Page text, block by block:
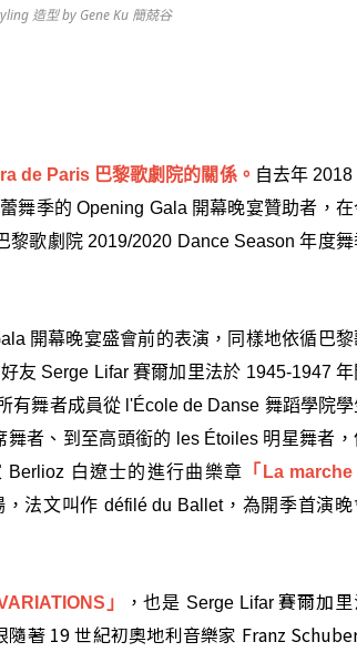
造型 by Gene Ku 簡兢谷
de Paris 巴黎歌劇院的關係。 自去年 2018
舞季的 Opening Gala 開幕晚宴贊助者，在
歌劇院 2019/2020 Dance Season 年度舞
開幕晚宴盛會前的表演，同樣地依循巴黎
友 Serge Lifar 賽爾加里法於 1945-1947
舞者成員從 l'École de Danse 舞蹈學院學
者、到至高頭銜的 les Étoiles 明星舞者，
白遼士的進行曲樂章 「La
，法文叫作 défilé du Ballet，為開季首演晚
VARIATIONS」 ，也是 Serge Lifar賽爾加
著 19 世紀初奧地利音樂家 Franz